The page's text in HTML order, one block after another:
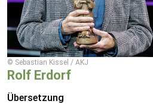
© Sebastian Kissel / AKJ
Rolf Erdorf
Übersetzung